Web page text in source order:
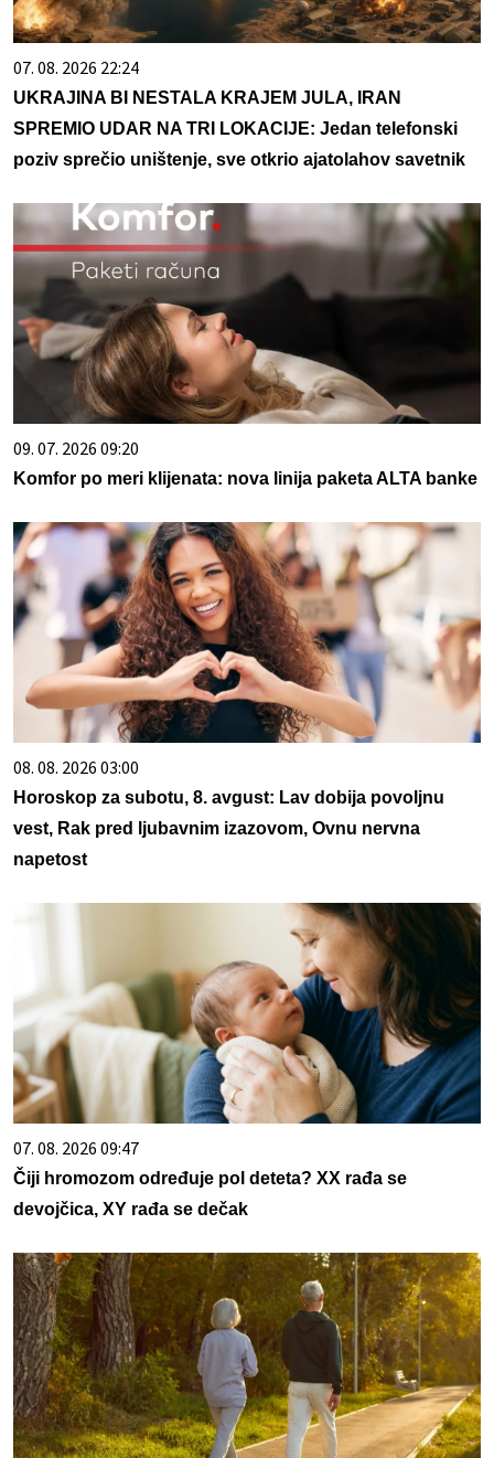
07. 08. 2026 22:24
UKRAJINA BI NESTALA KRAJEM JULA, IRAN
SPREMIO UDAR NA TRI LOKACIJE: Jedan telefonski
poziv sprečio uništenje, sve otkrio ajatolahov savetnik
09. 07. 2026 09:20
Komfor po meri klijenata: nova linija paketa ALTA banke
08. 08. 2026 03:00
Horoskop za subotu, 8. avgust: Lav dobija povoljnu
vest, Rak pred ljubavnim izazovom, Ovnu nervna
napetost
07. 08. 2026 09:47
Čiji hromozom određuje pol deteta? XX rađa se
devojčica, XY rađa se dečak